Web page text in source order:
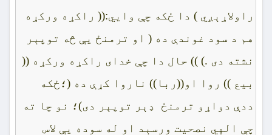
راولاړېږي ) دا ځكه چې وايي:(( راكړه وركړه
هم د سود غوندې ده ( او ترمنځ يې څه توپېر
نشته دى .) )) حال دا چې خداى راكړه وركړه ((
بيع )) روا او((ربا)) ناروا كړې ده (؛ځكه
ددې دواړو ترمنځ ډېر توپېر دى)؛ نو چا ته
چې الهي نصحيت ورسېد او له سوده يې لاس